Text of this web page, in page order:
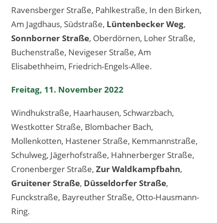
Ravensberger Straße, Pahlkestraße, In den Birken,
Am Jagdhaus, Südstraße, Lüntenbecker Weg,
Sonnborner Straße, Oberdörnen, Loher Straße,
Buchenstraße, Nevigeser Straße, Am
Elisabethheim, Friedrich-Engels-Allee.
Freitag, 11. November 2022
Windhukstraße, Haarhausen, Schwarzbach,
Westkotter Straße, Blombacher Bach,
Mollenkotten, Hastener Straße, Kemmannstraße,
Schulweg, Jägerhofstraße, Hahnerberger Straße,
Cronenberger Straße, Zur Waldkampfbahn,
Gruitener Straße, Düsseldorfer Straße,
Funckstraße, Bayreuther Straße, Otto-Hausmann-
Ring.